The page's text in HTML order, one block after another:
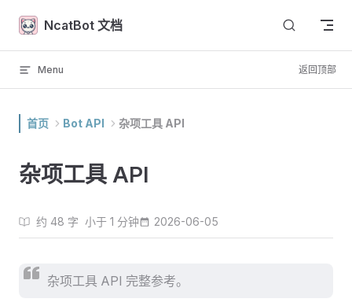
Skip to content
NcatBot 文档
Menu 返回顶部
首页 Bot API 杂项工具 API
杂项工具 API
约 48 字 小于 1 分钟 2026-06-05
杂项工具 API 完整参考。